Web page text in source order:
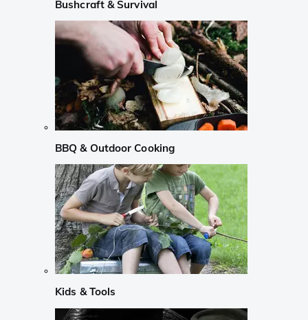
Bushcraft & Survival
BBQ & Outdoor Cooking
Kids & Tools